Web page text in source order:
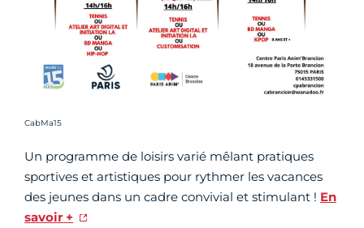
Crédit photo :
CabMa15
Un programme de loisirs varié mêlant pratiques
sportives et artistiques pour rythmer les vacances
des jeunes dans un cadre convivial et stimulant ! En
savoir +